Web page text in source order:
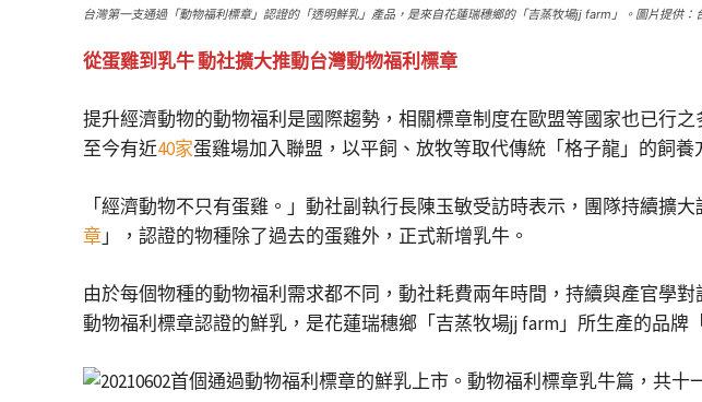
台灣第一支通過「動物福利標章」認證的「透明鮮乳」產品，是來自花蓮瑞穗鄉的「吉蒸牧場jj farm」。圖片提供：
從蛋雞到乳牛 動社擴大推動台灣動物福利標章
提升經濟動物的動物福利是國際趨勢，相關標章制度在歐盟等國家也已行
至今有近40家蛋雞場加入聯盟，以平飼、放牧等取代傳統「格子龍」的飼養
「經濟動物不只有蛋雞。」動社副執行長陳玉敏受訪時表示，團隊持續擴
章」，認證的物種除了過去的蛋雞外，正式新增乳牛。
由於每個物種的動物福利需求都不同，動社耗費兩年時間，持續與產官學
動物福利標章認證的鮮乳，是花蓮瑞穗鄉「吉蒸牧場jj farm」所生產的品牌